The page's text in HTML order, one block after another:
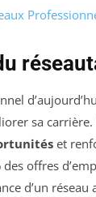
sa
et
offres
d’un réseau